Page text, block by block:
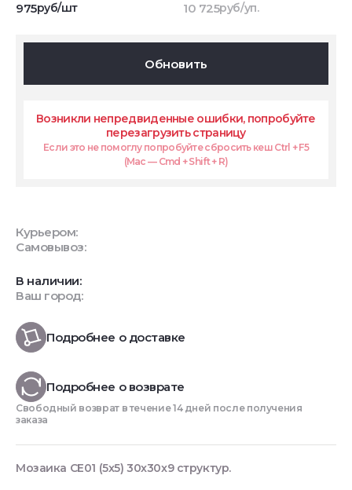
975руб/шт 10 725руб/уп.
Обновить
Возникли непредвиденные ошибки, попробуйте
перезагрузить страницу
Если это не помоглу попробуйте сбросить кеш Ctrl + F5
(Mac — Cmd + Shift + R)
Курьером:
Самовывоз:
В наличии:
Ваш город:
Подробнее о доставке
Подробнее о возврате
Свободный возврат в течение 14 дней после получения
заказа
Мозаика CE01 (5x5) 30x30x9 структур.